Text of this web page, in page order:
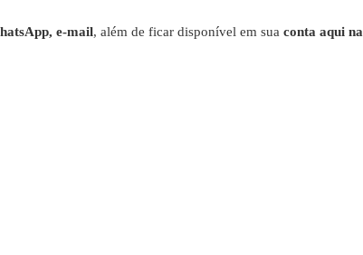
e-mail, além de ficar disponível em sua conta aqui na